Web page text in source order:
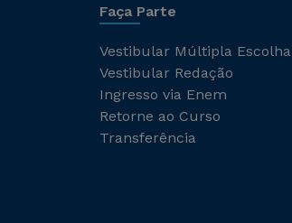
Faça Parte
Vestibular Múltipla Escolha
Vestibular Redação
Ingresso via Enem
Retorne ao Curso
Transferência